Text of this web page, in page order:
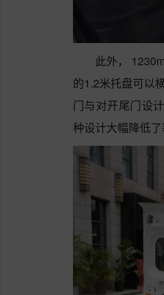
此外，
的1.2米托盘可以
门与对开尾门设
种设计大幅降低